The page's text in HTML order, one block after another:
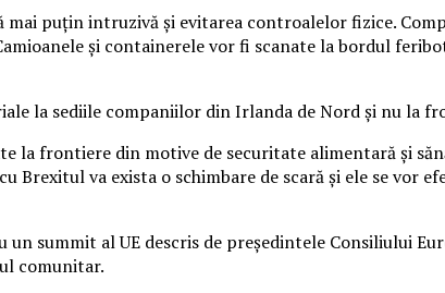
mai puţin intruzivă şi evitarea controalelor fizice.
şi containerele vor fi scanate la bordul
la sediile companiilor din Irlanda de Nord şi nu la
la frontiere din motive de securitate alimentară şi
Brexitul va exista o schimbare de scară şi ele se vor
summit al UE descris de preşedintele Consiliului
comunitar.